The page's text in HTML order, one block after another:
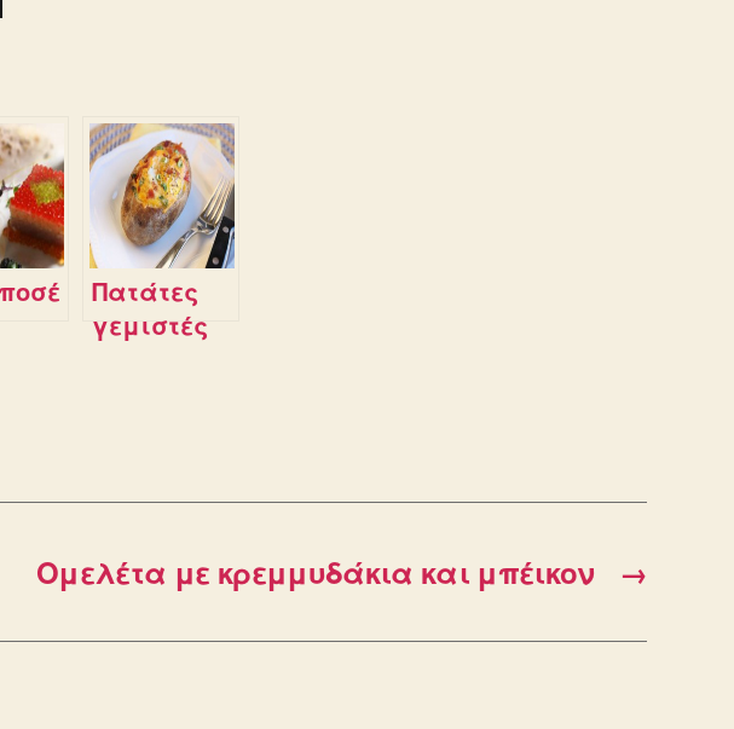
Πατάτες
γεμιστές
→
Ομελέτα με κρεμμυδάκια και μπέικον